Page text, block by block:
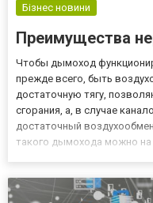
Бізнес новини
Преимущества
Чтобы дымоход
прежде всего, быть
достаточную тягу,
сгорания, а, в случае
достаточный
такого дымохода можно на
Внутренняя труба из